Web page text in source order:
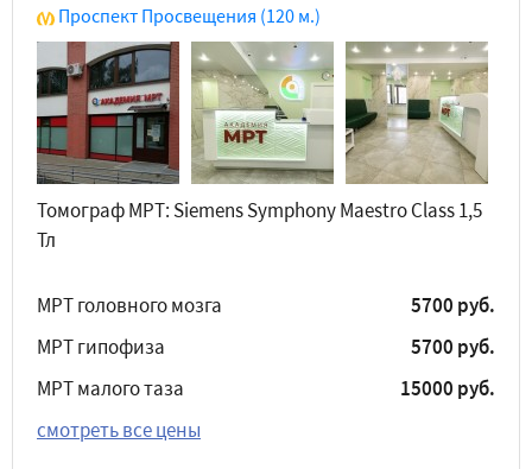
Проспект Просвещения (120 м.)
Томограф МРТ: Siemens Symphony Maestro Class 1,5
Тл
МРТ головного мозга
5700 руб.
МРТ гипофиза
5700 руб.
МРТ малого таза
15000 руб.
смотреть все цены